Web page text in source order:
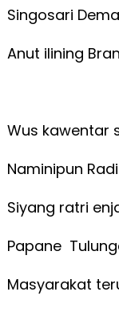
Singosari
Anut ilining
Wus kawentar
Naminipun
Siyang ratri
Papane
Masyarakat